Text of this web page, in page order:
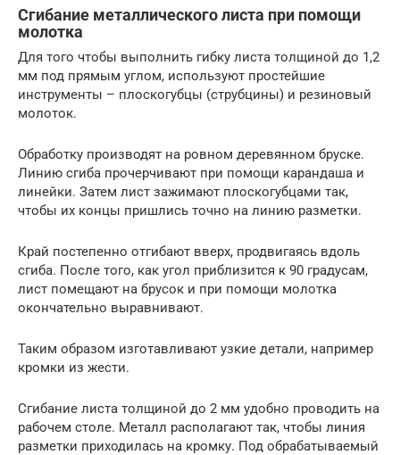
Сгибание металлического листа при помощи
молотка
Для того чтобы выполнить гибку листа толщиной до 1,2
мм под прямым углом, используют простейшие
инструменты – плоскогубцы (струбцины) и резиновый
молоток.
Обработку производят на ровном деревянном бруске.
Линию сгиба прочерчивают при помощи карандаша и
линейки. Затем лист зажимают плоскогубцами так,
чтобы их концы пришлись точно на линию разметки.
Край постепенно отгибают вверх, продвигаясь вдоль
сгиба. После того, как угол приблизится к 90 градусам,
лист помещают на брусок и при помощи молотка
окончательно выравнивают.
Таким образом изготавливают узкие детали, например
кромки из жести.
Сгибание листа толщиной до 2 мм удобно проводить на
рабочем столе. Металл располагают так, чтобы линия
разметки приходилась на кромку. Под обрабатываемый